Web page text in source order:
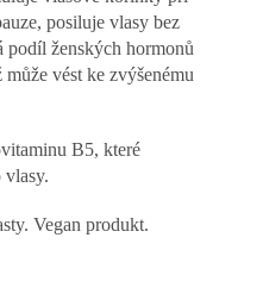
posiluje vlasy bez
podíl ženských hormonů
vést ke zvýšenému
B5, které
vlasy.
Vegan produkt.